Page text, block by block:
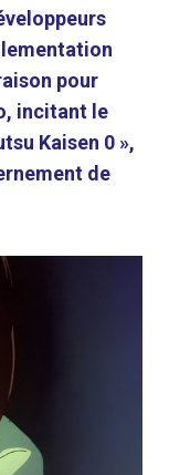
pour
incitant le
Kaisen 0 »,
de